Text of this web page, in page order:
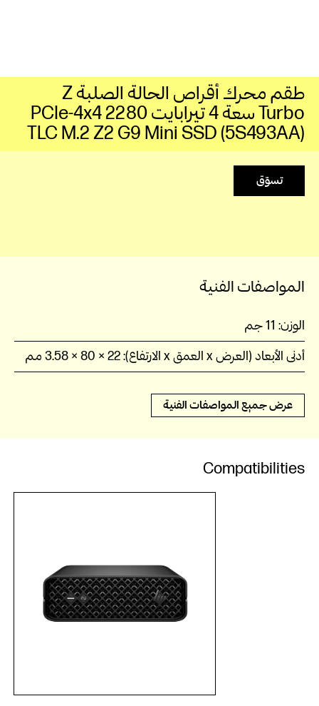
تسوّق
طقم محرك أقراص الحالة الصلبة Z
Turbo سعة 4 تيرابايت 2280 PCIe-4x4
TLC M.2 Z2 G9 Mini SSD (5S493AA)
المواصفات الفنية
الوزن: 11 جم
أدنى الأبعاد (العرض x العمق x الارتفاع): 22 × 80 × 3.58 مم
عرض جميع المواصفات الفنية
Compatibilities